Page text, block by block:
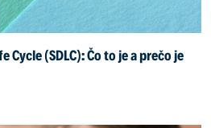
Cycle (SDLC): Čo to je a prečo je